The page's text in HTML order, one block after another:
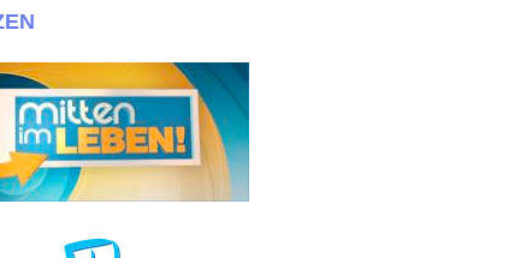
mit Fotos+Maßen bewerben!!! + + + Wir suchen immer